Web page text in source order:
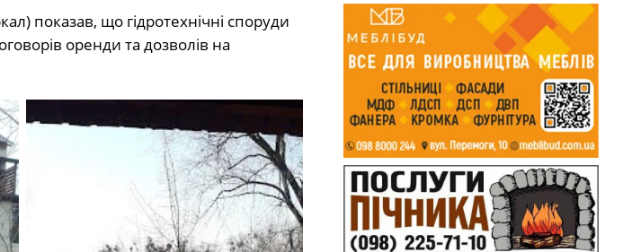
показав, що гідротехнічні споруди
оренди та дозволів на